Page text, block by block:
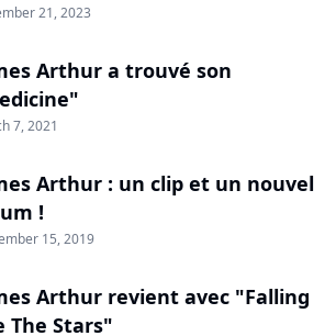
21, 2023
Arthur a trouvé son
7, 2021
Arthur : un clip et un nouvel
!
15, 2019
Arthur revient avec "Falling
The Stars"